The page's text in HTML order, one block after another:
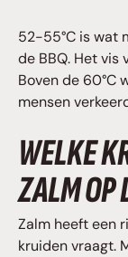
52-55°C is wat
de BBQ. Het vis
Boven de 60°C
mensen
WELKE
ZALM OP
Zalm heeft een
kruiden vraagt.